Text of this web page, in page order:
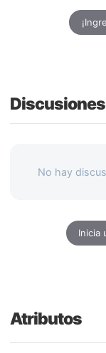
No hay
Inicia
Atributos